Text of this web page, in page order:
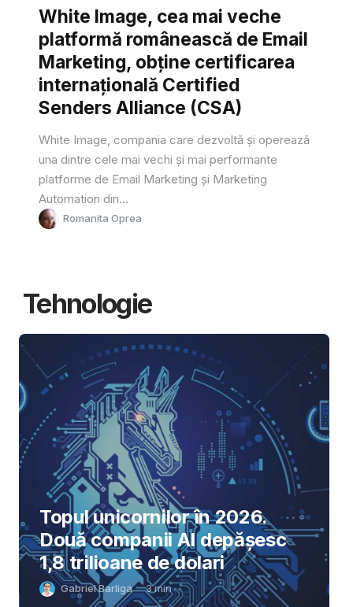
White Image, cea mai veche
platformă românească de Email
Marketing, obține certificarea
internațională Certified
Senders Alliance (CSA)
White Image, compania care dezvoltă și operează
una dintre cele mai vechi și mai performante
platforme de Email Marketing și Marketing
Automation din...
Romanita Oprea
Tehnologie
Topul unicornilor în 2026.
Două companii AI depășesc
1,8 trilioane de dolari
Gabriel Barliga 3min